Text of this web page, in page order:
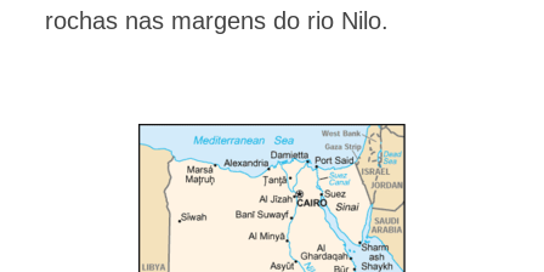
rochas nas margens do rio Nilo.